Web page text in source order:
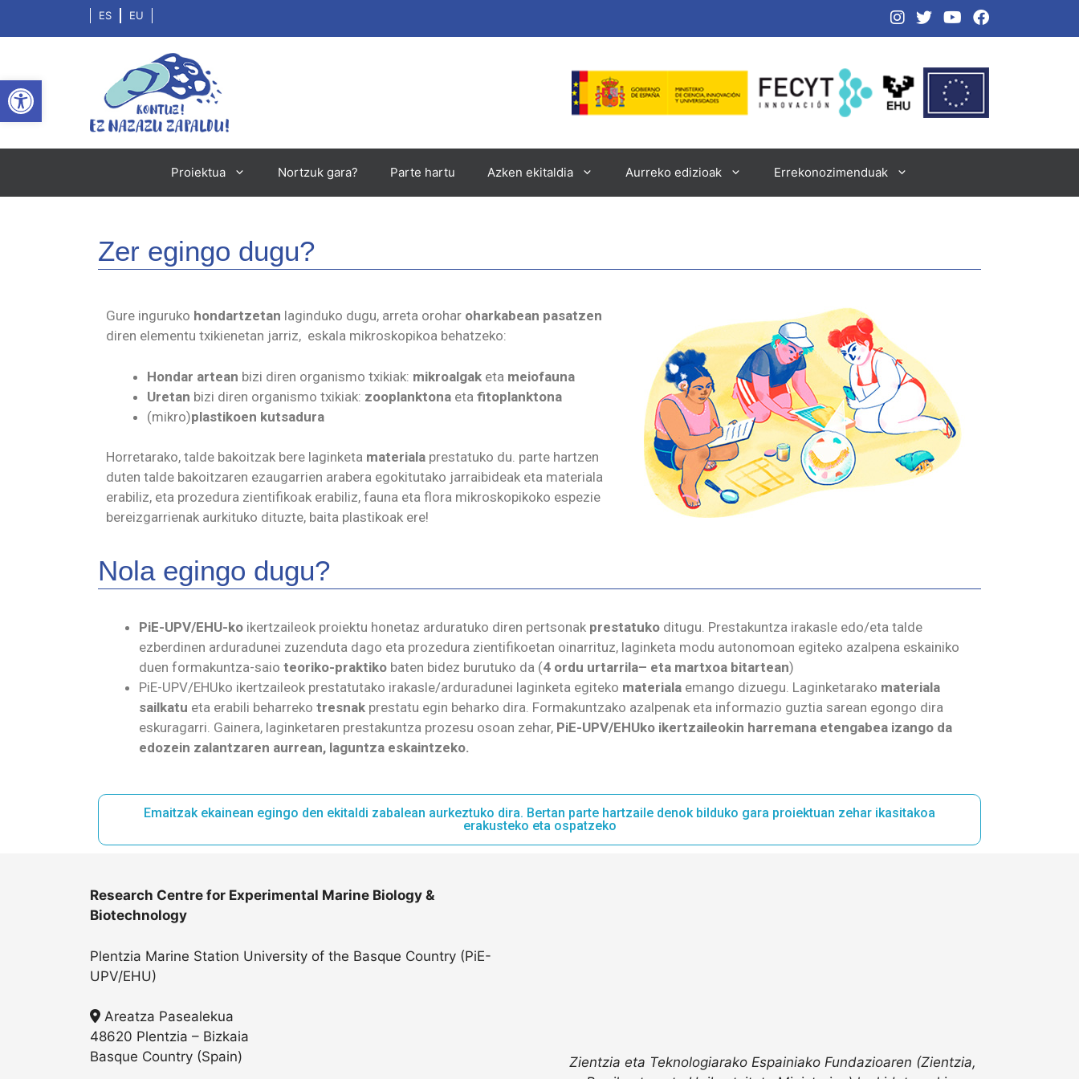
Open toolbar
ES EU
Proiektua Nortzuk gara? Parte hartu Azken ekitaldia Aurreko edizioak​ Errekonozimenduak
Zer egingo dugu?
Gure inguruko hondartzetan laginduko dugu, arreta orohar oharkabean pasatzen
diren elementu txikienetan jarriz, eskala mikroskopikoa behatzeko:
Hondar artean bizi diren organismo txikiak: mikroalgak eta meiofauna
Uretan bizi diren organismo txikiak: zooplanktona eta fitoplanktona
(mikro)plastikoen kutsadura
Horretarako, talde bakoitzak bere laginketa materiala prestatuko du. parte hartzen
duten talde bakoitzaren ezaugarrien arabera egokitutako jarraibideak eta materiala
erabiliz, eta prozedura zientifikoak erabiliz, fauna eta flora mikroskopikoko espezie
bereizgarrienak aurkituko dituzte, baita plastikoak ere!
Nola egingo dugu?
PiE-UPV/EHU-ko ikertzaileok proiektu honetaz arduratuko diren pertsonak prestatuko ditugu. Prestakuntza irakasle edo/eta talde
ezberdinen arduradunei zuzenduta dago eta prozedura zientifikoetan oinarrituz, laginketa modu autonomoan egiteko azalpena eskainiko
duen formakuntza-saio teoriko-praktiko baten bidez burutuko da (4 ordu urtarrila– eta martxoa bitartean)
PiE-UPV/EHUko ikertzaileok prestatutako irakasle/arduradunei laginketa egiteko materiala emango dizuegu. Laginketarako materiala
sailkatu eta erabili beharreko tresnak prestatu egin beharko dira. Formakuntzako azalpenak eta informazio guztia sarean egongo dira
eskuragarri. Gainera, laginketaren prestakuntza prozesu osoan zehar, PiE-UPV/EHUko ikertzaileokin harremana etengabea izango da
edozein zalantzaren aurrean, laguntza eskaintzeko.
Emaitzak ekainean egingo den ekitaldi zabalean aurkeztuko dira. Bertan parte hartzaile denok bilduko gara proiektuan zehar ikasitakoa
erakusteko eta ospatzeko
Research Centre for Experimental Marine Biology &
Biotechnology
Plentzia Marine Station University of the Basque Country (PiE-
UPV/EHU)
Areatza Pasealekua
48620 Plentzia – Bizkaia
Basque Country (Spain)
Zientzia eta Teknologiarako Espainiako Fundazioaren (Zientzia,